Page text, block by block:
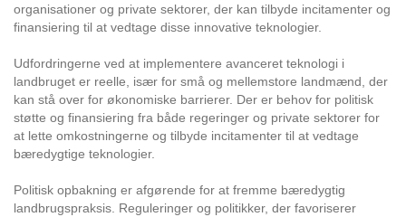
organisationer og private sektorer, der kan tilbyde incitamenter og
finansiering til at vedtage disse innovative teknologier.
Udfordringerne ved at implementere avanceret teknologi i
landbruget er reelle, især for små og mellemstore landmænd, der
kan stå over for økonomiske barrierer. Der er behov for politisk
støtte og finansiering fra både regeringer og private sektorer for
at lette omkostningerne og tilbyde incitamenter til at vedtage
bæredygtige teknologier.
Politisk opbakning er afgørende for at fremme bæredygtig
landbrugspraksis. Reguleringer og politikker, der favoriserer